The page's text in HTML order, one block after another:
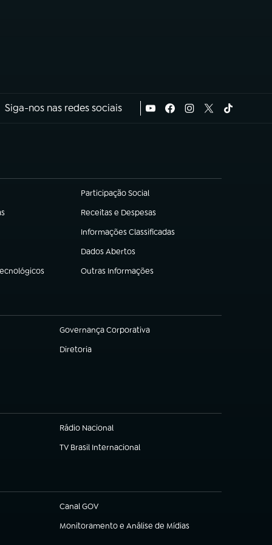
Siga-nos nas redes sociais
Participação Social
(abre em nova aba)
Receitas e Despesas
(abre em nova aba)
Informações Classificadas
(abre em nova aba)
Dados Abertos
(abre em nova aba)
Outras Informações
(abre em nova aba)
Governança Corporativa
(abre em nova aba)
Diretoria
(abre em nova aba)
Rádio Nacional
TV Brasil Internacional
(abre em nova aba)
Canal GOV
(abre em nova aba)
Monitoramento e Análise de Mídias
(abre em nova aba)